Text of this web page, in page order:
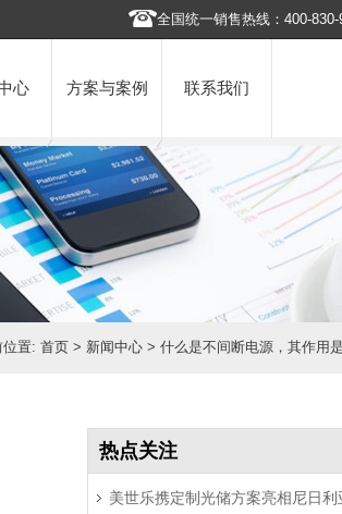
全国统一销售热线：400-830-
心 方案与案例 联系我们
位置:首页 > 新闻中心 > 什么是不间断电源，其作用
热点关注
美世乐携定制光储方案亮相尼日利